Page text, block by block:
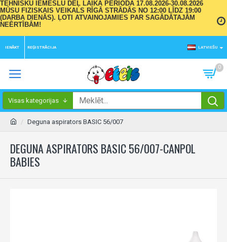
TEHNISKU IEMESLU DĒĻ LAIKA PERIODĀ 17.08.2026-30.08.2026
MŪSU FIZISKAIS VEIKALS RĪGĀ STRĀDĀS NO 12:00 LĪDZ 19:00
(DARBA DIENĀS). ĻOTI ATVAINOJAMIES PAR SAGĀDĀTAJĀM
NEĒRTĪBĀM!
IENĀKT REĢISTRĀCIJA LATVIEŠU
0
Visas kategorijas
Deguna aspirators BASIC 56/007
DEGUNA ASPIRATORS BASIC 56/007-CANPOL
BABIES